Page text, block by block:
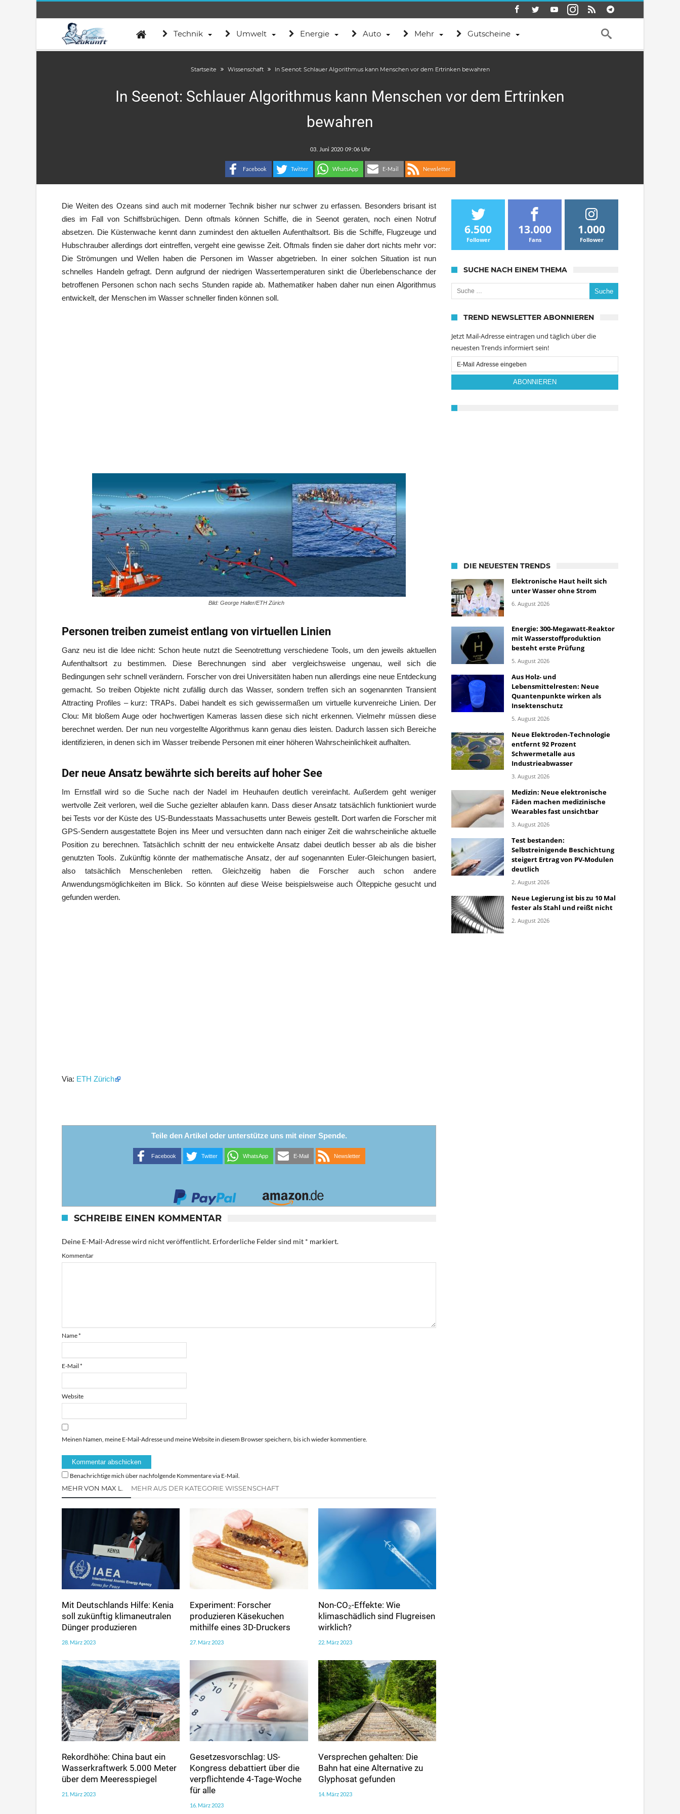
Technik Umwelt Energie Auto Mehr Gutscheine
Startseite Wissenschaft In Seenot: Schlauer Algorithmus kann Menschen vor dem Ertrinken bewahren
In Seenot: Schlauer Algorithmus kann Menschen vor dem Ertrinken
bewahren
:
Facebook Twitter WhatsApp E-Mail Newsletter
Die Weiten des Ozeans sind auch mit moderner Technik bisher nur schwer zu erfassen. Besonders brisant ist
dies im Fall von Schiffsbrüchigen. Denn oftmals können Schiffe, die in Seenot geraten, noch einen Notruf
absetzen. Die Küstenwache kennt dann zumindest den aktuellen Aufenthaltsort. Bis die Schiffe, Flugzeuge und
Hubschrauber allerdings dort eintreffen, vergeht eine gewisse Zeit. Oftmals finden sie daher dort nichts mehr vor:
Die Strömungen und Wellen haben die Personen im Wasser abgetrieben. In einer solchen Situation ist nun
schnelles Handeln gefragt. Denn aufgrund der niedrigen Wassertemperaturen sinkt die Überlebenschance der
betroffenen Personen schon nach sechs Stunden rapide ab. Mathematiker haben daher nun einen Algorithmus
entwickelt, der Menschen im Wasser schneller finden können soll.
Bild: George Haller/ETH Zürich
Personen treiben zumeist entlang von virtuellen Linien
Ganz neu ist die Idee nicht: Schon heute nutzt die Seenotrettung verschiedene Tools, um den jeweils aktuellen
Aufenthaltsort zu bestimmen. Diese Berechnungen sind aber vergleichsweise ungenau, weil sich die
Bedingungen sehr schnell verändern. Forscher von drei Universitäten haben nun allerdings eine neue Entdeckung
gemacht. So treiben Objekte nicht zufällig durch das Wasser, sondern treffen sich an sogenannten Transient
Attracting Profiles – kurz: TRAPs. Dabei handelt es sich gewissermaßen um virtuelle kurvenreiche Linien. Der
Clou: Mit bloßem Auge oder hochwertigen Kameras lassen diese sich nicht erkennen. Vielmehr müssen diese
berechnet werden. Der nun neu vorgestellte Algorithmus kann genau dies leisten. Dadurch lassen sich Bereiche
identifizieren, in denen sich im Wasser treibende Personen mit einer höheren Wahrscheinlichkeit aufhalten.
Der neue Ansatz bewährte sich bereits auf hoher See
Im Ernstfall wird so die Suche nach der Nadel im Heuhaufen deutlich vereinfacht. Außerdem geht weniger
wertvolle Zeit verloren, weil die Suche gezielter ablaufen kann. Dass dieser Ansatz tatsächlich funktioniert wurde
bei Tests vor der Küste des US-Bundesstaats Massachusetts unter Beweis gestellt. Dort warfen die Forscher mit
GPS-Sendern ausgestattete Bojen ins Meer und versuchten dann nach einiger Zeit die wahrscheinliche aktuelle
Position zu berechnen. Tatsächlich schnitt der neu entwickelte Ansatz dabei deutlich besser ab als die bisher
genutzten Tools. Zukünftig könnte der mathematische Ansatz, der auf sogenannten Euler-Gleichungen basiert,
also tatsächlich Menschenleben retten. Gleichzeitig haben die Forscher auch schon andere
Anwendungsmöglichkeiten im Blick. So könnten auf diese Weise beispielsweise auch Ölteppiche gesucht und
gefunden werden.
Via: ETH Zürich
Teile den Artikel oder unterstütze uns mit einer Spende.
Facebook Twitter WhatsApp E-Mail Newsletter
SCHREIBE EINEN KOMMENTAR
Deine E-Mail-Adresse wird nicht veröffentlicht. Erforderliche Felder sind mit * markiert.
Kommentar
Name*
E-Mail *
Website
Meinen Namen, meine E-Mail-Adresse und meine Website in diesem Browser speichern, bis ich wieder kommentiere.
Benachrichtige mich über nachfolgende Kommentare via E-Mail.
MEHR VON MAX L. MEHR AUS DER KATEGORIE WISSENSCHAFT
Mit Deutschlands Hilfe: Kenia
soll zukünftig klimaneutralen
Dünger produzieren
28. März 2023
Experiment: Forscher
produzieren Käsekuchen
mithilfe eines 3D-Druckers
27. März 2023
Non-CO₂-Effekte: Wie
klimaschädlich sind Flugreisen
wirklich?
22. März 2023
Rekordhöhe: China baut ein
Wasserkraftwerk 5.000 Meter
über dem Meeresspiegel
21. März 2023
Gesetzesvorschlag: US-
Kongress debattiert über die
verpflichtende 4-Tage-Woche
für alle
16. März 2023
Versprechen gehalten: Die
Bahn hat eine Alternative zu
Glyphosat gefunden
14. März 2023
6.500
Follower
13.000
Fans
1.000
Follower
SUCHE NACH EINEM THEMA
Suche nach:
TREND NEWSLETTER ABONNIEREN
Jetzt Mail-Adresse eintragen und täglich über die
neuesten Trends informiert sein!
Email
Subscription
ABONNIEREN
DIE NEUESTEN TRENDS
Elektronische Haut heilt sich
unter Wasser ohne Strom
6. August 2026
Energie: 300-Megawatt-Reaktor
mit Wasserstoffproduktion
besteht erste Prüfung
5. August 2026
Aus Holz- und
Lebensmittelresten: Neue
Quantenpunkte wirken als
Insektenschutz
5. August 2026
Neue Elektroden-Technologie
entfernt 92 Prozent
Schwermetalle aus
Industrieabwasser
3. August 2026
Medizin: Neue elektronische
Fäden machen medizinische
Wearables fast unsichtbar
3. August 2026
Test bestanden:
Selbstreinigende Beschichtung
steigert Ertrag von PV-Modulen
deutlich
2. August 2026
Neue Legierung ist bis zu 10 Mal
fester als Stahl und reißt nicht
2. August 2026